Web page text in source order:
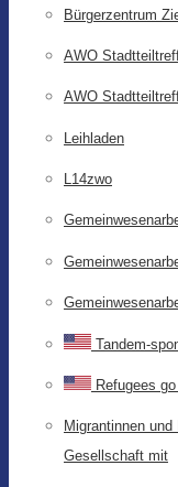
Bürgerzentrum
AWO
AWO
Leihladen
L14zwo
Tandem-
Refugees
Migrantinnen
Gesellschaft mit